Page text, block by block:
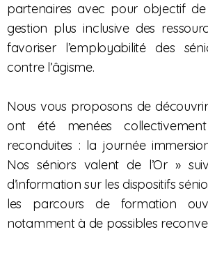
partenaires avec pour objectif
gestion plus inclusive des
favoriser l’employabilité des
contre l’âgisme.
Nous vous proposons de
ont été menées
reconduites : la journée
Nos séniors valent de l’Or »
d’information sur les dispositifs
les parcours de formation
notamment à de possibles